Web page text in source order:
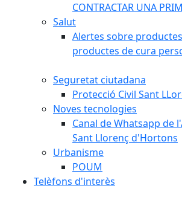
CONTRACTAR UNA
Salut
Alertes sobre
productes de cura
Seguretat ciutadana
Protecció Civil Sant
Noves tecnologies
Canal de Whatsapp de
Sant Llorenç d'Hortons
Urbanisme
POUM
Telèfons d'interès